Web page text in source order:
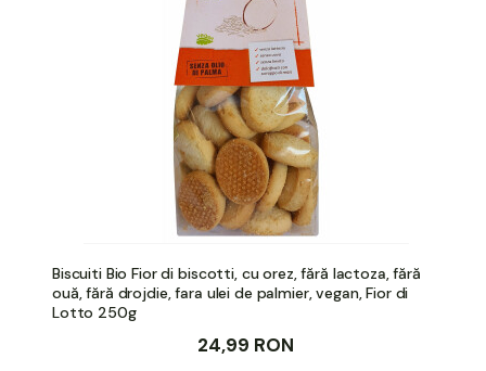
Biscuiti Bio Fior di biscotti, cu orez, fără lactoza, fără
ouă, fără drojdie, fara ulei de palmier, vegan, Fior di
Lotto 250g
24,99 RON